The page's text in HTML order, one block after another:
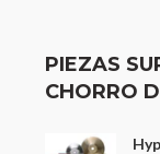
PIEZAS
CHORRO